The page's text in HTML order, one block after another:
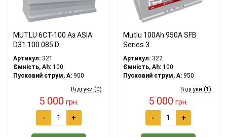
MUTLU 6СТ-100 Аз ASIA
D31.100.085.D
Артикул: 321
Ємність, Ah: 100
Пусковий струм, A: 900
Відгуки (0)
5 000 грн.
- +
Mutlu 100Ah 950A SFB
Series 3
Артикул:322
Ємність, Ah:100
Пусковий струм, A:950
Відгуки (1)
5 000 грн.
- +